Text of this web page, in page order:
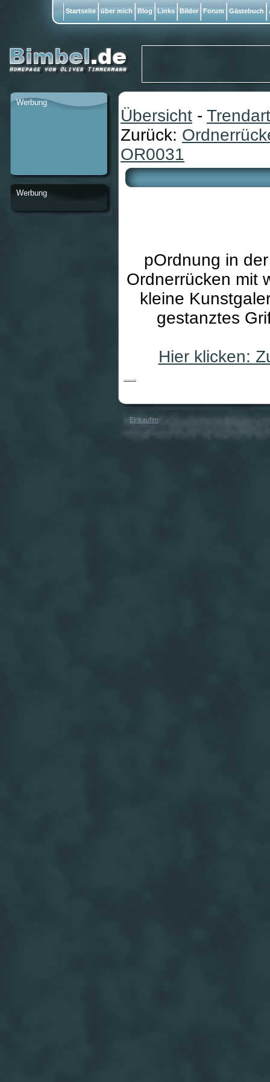
Übersicht -
Zurück:
OR0031
pOrdnung in
Ordnerrücken mit
kleine
gestanztes
Hier klicken:
Einkaufen
Werbung
Werbung
Startseite über mich Blog Links Bilder Forum Gästebuch